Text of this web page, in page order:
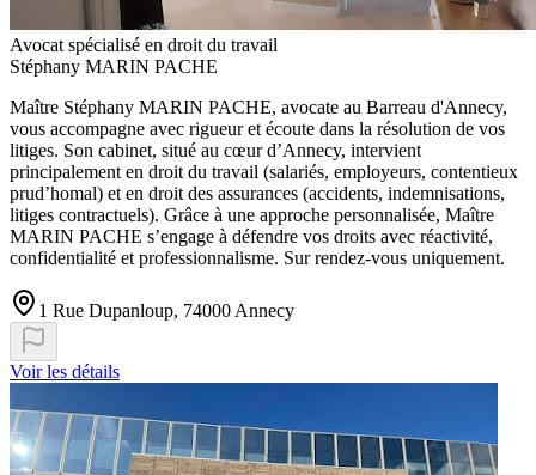
Avocat spécialisé en droit du travail
Stéphany MARIN PACHE
Maître Stéphany MARIN PACHE, avocate au Barreau d'Annecy,
vous accompagne avec rigueur et écoute dans la résolution de vos
litiges. Son cabinet, situé au cœur d’Annecy, intervient
principalement en droit du travail (salariés, employeurs, contentieux
prud’homal) et en droit des assurances (accidents, indemnisations,
litiges contractuels). Grâce à une approche personnalisée, Maître
MARIN PACHE s’engage à défendre vos droits avec réactivité,
confidentialité et professionnalisme. Sur rendez-vous uniquement.
1 Rue Dupanloup, 74000 Annecy
Voir les détails